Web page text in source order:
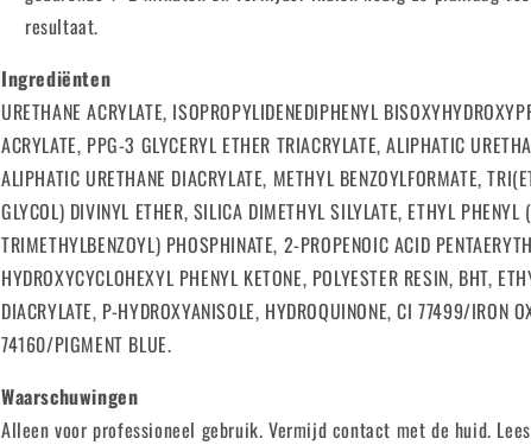
resultaat.
Ingrediënten
URETHANE ACRYLATE, ISOPROPYLIDENEDIPHENYL
ACRYLATE, PPG-3 GLYCERYL ETHER TRIACRYLATE, ALIPHATIC
ALIPHATIC URETHANE DIACRYLATE, METHYL BENZOYLFORMATE,
GLYCOL) DIVINYL ETHER, SILICA DIMETHYL SILYLATE, ETHYL
TRIMETHYLBENZOYL) PHOSPHINATE, 2-PROPENOIC ACID
HYDROXYCYCLOHEXYL PHENYL KETONE, POLYESTER RESIN, BHT,
DIACRYLATE, P-HYDROXYANISOLE, HYDROQUINONE, CI 77499/IRON
74160/PIGMENT BLUE.
Waarschuwingen
Alleen voor professioneel gebruik. Vermijd contact met de huid.